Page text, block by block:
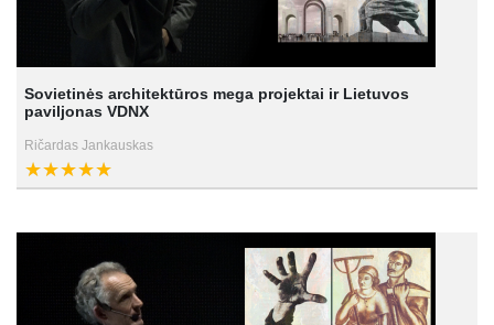
Sovietinės architektūros mega projektai ir Lietuvos
paviljonas VDNX
Ričardas Jankauskas